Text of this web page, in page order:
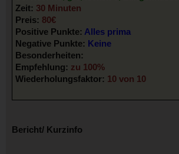
Zeit: 30 Minuten
Preis: 80€
Positive Punkte: Alles prima
Negative Punkte: Keine
Besonderheiten:
Empfehlung: zu 100%
Wiederholungsfaktor: 10 von 10
Bericht/ Kurzinfo